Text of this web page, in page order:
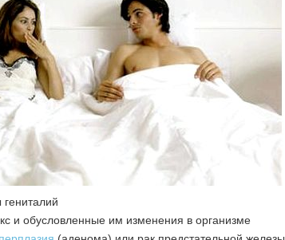
и обусловленные им изменения в организме